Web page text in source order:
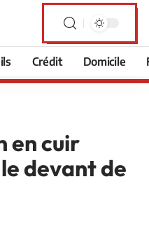
Crédit Domicile
en cuir
devant de